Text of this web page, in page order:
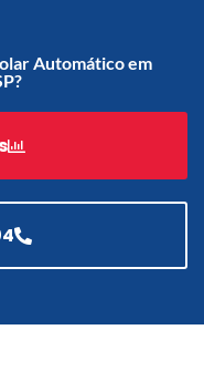
em Teresópolis – RJ
em São Pedro da
– RJ
em São João de
de Garagem de
em São Gonçalo – RJ
Automático em